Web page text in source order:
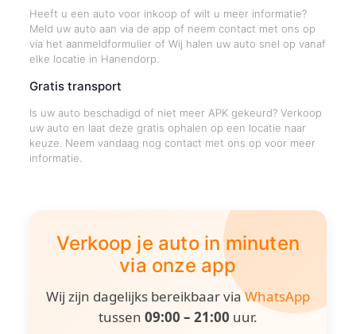
Heeft u een auto voor inkoop of wilt u meer informatie?
Meld uw auto aan via de app of neem contact met ons op
via het aanmeldformulier of Wij halen uw auto snel op vanaf
elke locatie in Hanendorp.
Gratis transport
Is uw auto beschadigd of niet meer APK gekeurd? Verkoop
uw auto en laat deze gratis ophalen op een locatie naar
keuze. Neem vandaag nog contact met ons op voor meer
informatie.
Verkoop je auto in minuten
via onze app
Wij zijn dagelijks bereikbaar viaWhatsApp
tussen 09:00 – 21:00 uur.